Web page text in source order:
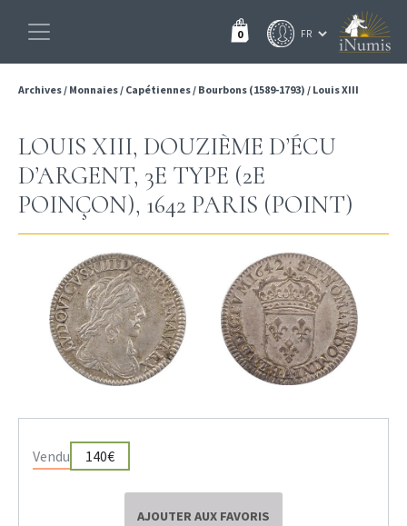
0
Archives/ Monnaies/ Capétiennes/ Bourbons (1589-1793) / Louis XIII
LOUIS XIII, DOUZIÈME D’ÉCU
D’ARGENT, 3E TYPE (2E
POINÇON), 1642 PARIS (POINT)
Vendu 140€
AJOUTER AUX FAVORIS